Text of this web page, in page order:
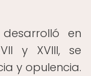
en
y XVIII, se
y opulencia.